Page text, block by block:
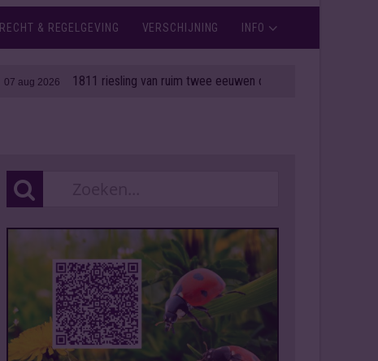
RECHT & REGELGEVING VERSCHIJNING INFO
1811 riesling van ruim twee eeuwen oud onder de hamer